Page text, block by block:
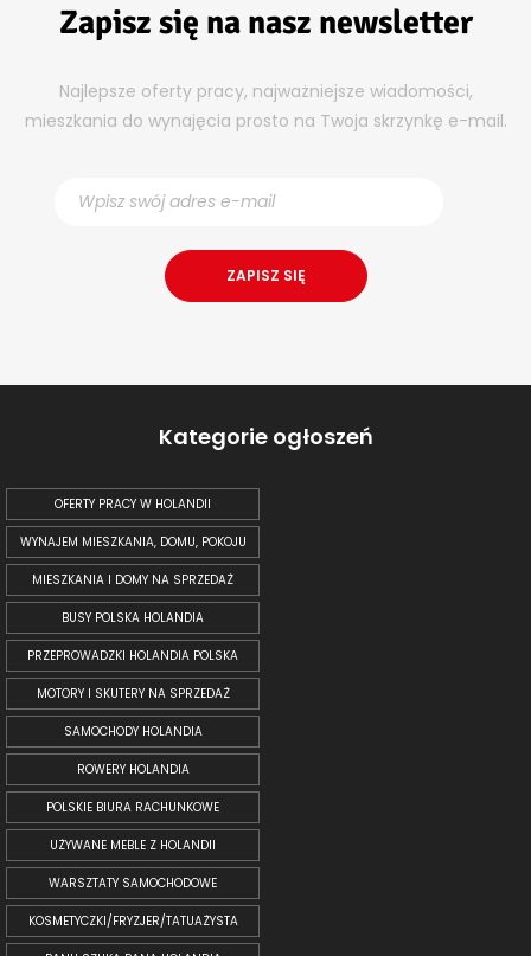
Zapisz się na nasz newsletter
Najlepsze oferty pracy, najważniejsze wiadomości,
mieszkania do wynajęcia prosto na Twoja skrzynkę e-mail.
Kategorie ogłoszeń
OFERTY PRACY W HOLANDII
WYNAJEM MIESZKANIA, DOMU, POKOJU
MIESZKANIA I DOMY NA SPRZEDAŻ
BUSY POLSKA HOLANDIA
PRZEPROWADZKI HOLANDIA POLSKA
MOTORY I SKUTERY NA SPRZEDAŻ
SAMOCHODY HOLANDIA
ROWERY HOLANDIA
POLSKIE BIURA RACHUNKOWE
UŻYWANE MEBLE Z HOLANDII
WARSZTATY SAMOCHODOWE
KOSMETYCZKI/FRYZJER/TATUAŻYSTA